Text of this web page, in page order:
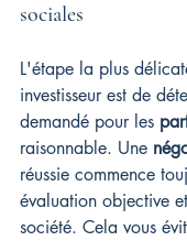
sociales
L'étape la plus
investisseur est de
demandé pour les
raisonnable. Une
réussie commence
évaluation objective
société. Cela vous